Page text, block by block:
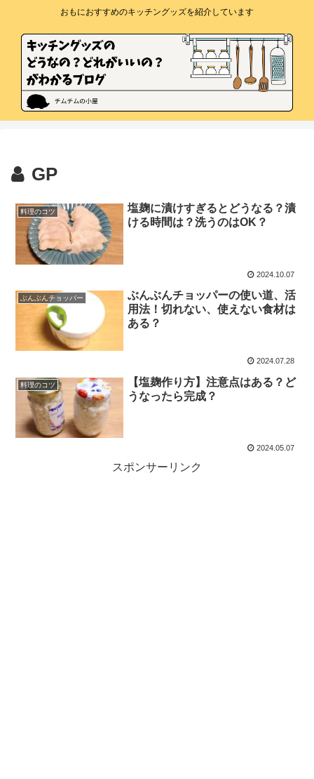
おもにおすすめのキッチングッズを紹介しています
GP
料理のコツ
塩麹に漬けすぎるとどうなる？漬
ける時間は？洗うのはOK？
2024.10.07
ぶんぶんチョッパー
ぶんぶんチョッパーの使い道、活
用法！切れない、使えない食材は
ある？
2024.07.28
料理のコツ
【塩麹作り方】注意点はある？ど
うなったら完成？
2024.05.07
スポンサーリンク